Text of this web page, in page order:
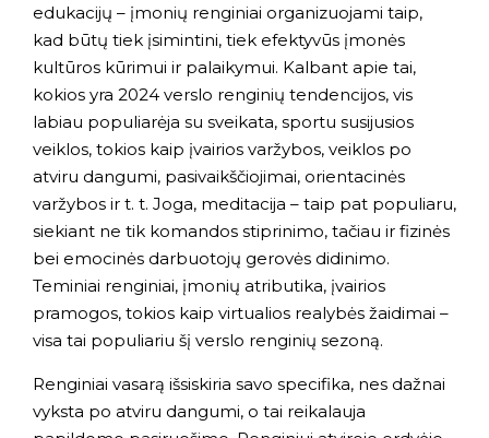
edukacijų – įmonių renginiai organizuojami taip,
kad būtų tiek įsimintini, tiek efektyvūs įmonės
kultūros kūrimui ir palaikymui. Kalbant apie tai,
kokios yra 2024 verslo renginių tendencijos, vis
labiau populiarėja su sveikata, sportu susijusios
veiklos, tokios kaip įvairios varžybos, veiklos po
atviru dangumi, pasivaikščiojimai, orientacinės
varžybos ir t. t. Joga, meditacija – taip pat populiaru,
siekiant ne tik komandos stiprinimo, tačiau ir fizinės
bei emocinės darbuotojų gerovės didinimo.
Teminiai renginiai, įmonių atributika, įvairios
pramogos, tokios kaip virtualios realybės žaidimai –
visa tai populiariu šį verslo renginių sezoną.
Renginiai vasarą išsiskiria savo specifika, nes dažnai
vyksta po atviru dangumi, o tai reikalauja